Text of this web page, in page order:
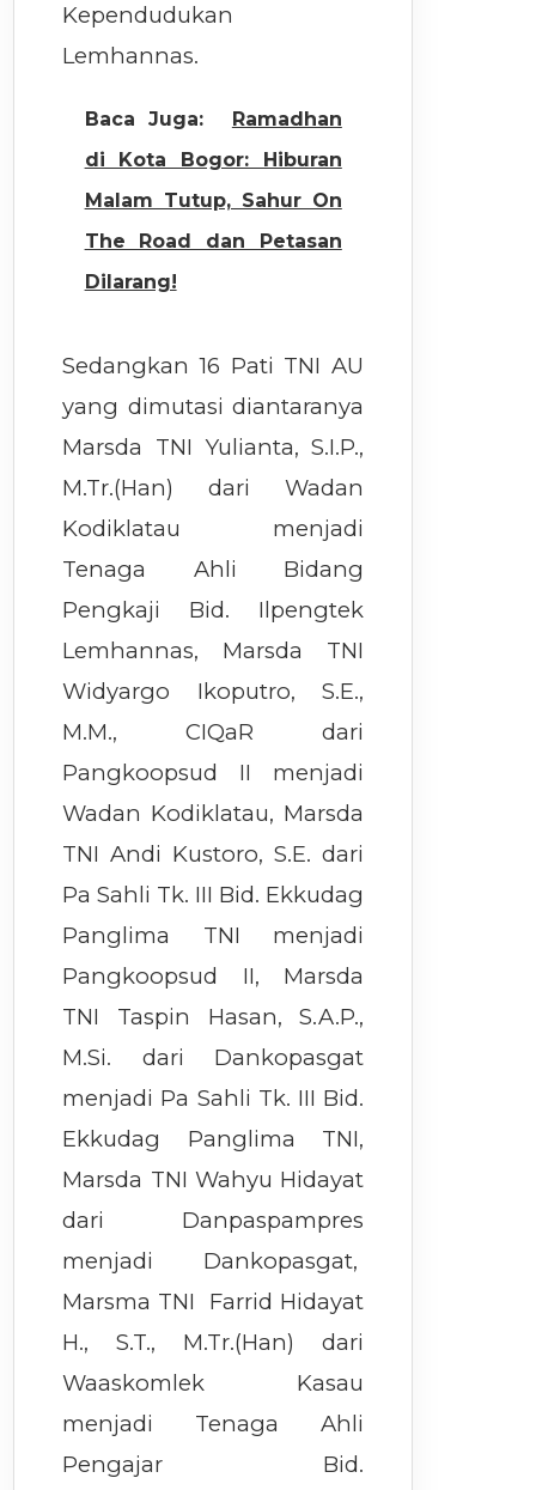
Kependudukan
Lemhannas.
Baca Juga:
Ramadhan
di Kota Bogor: Hiburan
Malam Tutup, Sahur On
The Road dan Petasan
Dilarang!
Sedangkan 16 Pati TNI AU
yang dimutasi diantaranya
Marsda TNI Yulianta, S.I.P.,
M.Tr.(Han) dari Wadan
Kodiklatau menjadi
Tenaga Ahli Bidang
Pengkaji Bid. Ilpengtek
Lemhannas, Marsda TNI
Widyargo Ikoputro, S.E.,
M.M., CIQaR dari
Pangkoopsud II menjadi
Wadan Kodiklatau, Marsda
TNI Andi Kustoro, S.E. dari
Pa Sahli Tk. III Bid. Ekkudag
Panglima TNI menjadi
Pangkoopsud II, Marsda
TNI Taspin Hasan, S.A.P.,
M.Si. dari Dankopasgat
menjadi Pa Sahli Tk. III Bid.
Ekkudag Panglima TNI,
Marsda TNI Wahyu Hidayat
dari Danpaspampres
menjadi Dankopasgat,
Marsma TNI Farrid Hidayat
H., S.T., M.Tr.(Han) dari
Waaskomlek Kasau
menjadi Tenaga Ahli
Pengajar Bid.